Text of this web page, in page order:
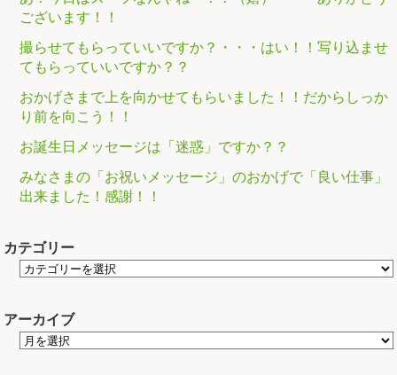
ございます！！
撮らせてもらっていいですか？・・・はい！！写り込ませ
てもらっていいですか？？
おかげさまで上を向かせてもらいました！！だからしっか
り前を向こう！！
お誕生日メッセージは「迷惑」ですか？？
みなさまの「お祝いメッセージ」のおかげで「良い仕事」
出来ました！感謝！！
カテゴリー
アーカイブ